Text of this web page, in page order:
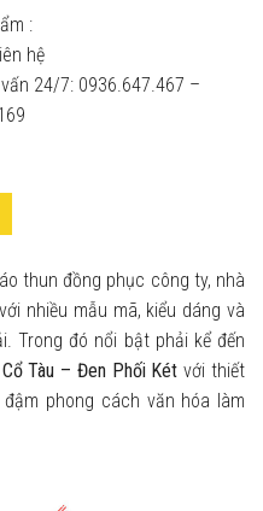
:
hệ
24/7: 0936.647.467 –
thun đồng phục công ty, nhà
nhiều mẫu mã, kiểu dáng và
Trong đó nổi bật phải kể đến
Tàu – Đen Phối Két với thiết
phong cách văn hóa làm